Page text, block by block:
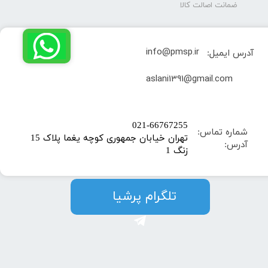
ضمانت اصالت کالا
شماره تماس:
آدرس:
​021-66767255
تهران خیابان جمهوری کوچه یغما پلاک 15
زنگ 1
آدرس ایمیل:
info@pmsp.ir
​aslani1391@gmail.com
​​​​تلگرام پرشیا